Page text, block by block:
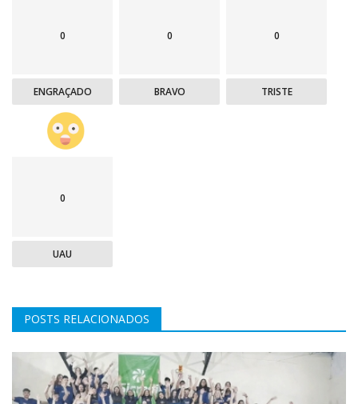
0
ENGRAÇADO
0
BRAVO
0
TRISTE
0
UAU
POSTS RELACIONADOS